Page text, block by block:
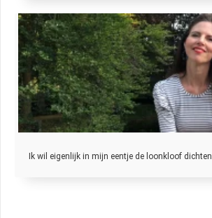
Ik wil eigenlijk in mijn eentje de loonkloof dichten